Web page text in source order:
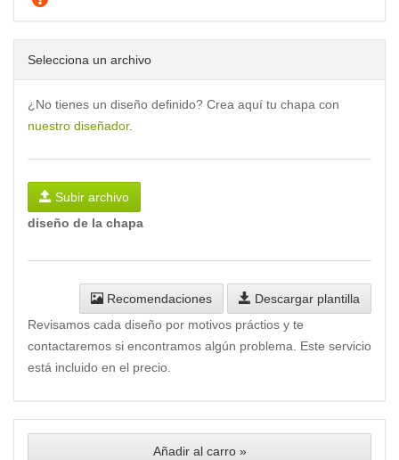
Selecciona un archivo
¿No tienes un diseño definido? Crea aquí tu chapa con
nuestro diseñador.
Subir archivo
diseño de la chapa
Recomendaciones
Descargar plantilla
Revisamos cada diseño por motivos práctios y te
contactaremos si encontramos algún problema. Este servicio
está incluido en el precio.
Añadir al carro »